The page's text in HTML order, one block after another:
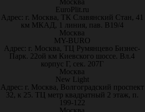
Москва
EuroPlit.ru
Адрес: г. Москва, ТК Славянский Стан, 41
км МКАД, 1 линия, пав. В19/4
Москва
MY-BURO
Адрес: г. Москва, ТЦ Румянцево Бизнес-
Парк. 22ой км Киевского шоссе. Вл.4
корпус Г, сек. 207Г
Москва
New Light
Адрес: г. Москва, Волгоградский проспект
32, к 25. ТЦ метр квадратный 2 этаж, п.
199-122